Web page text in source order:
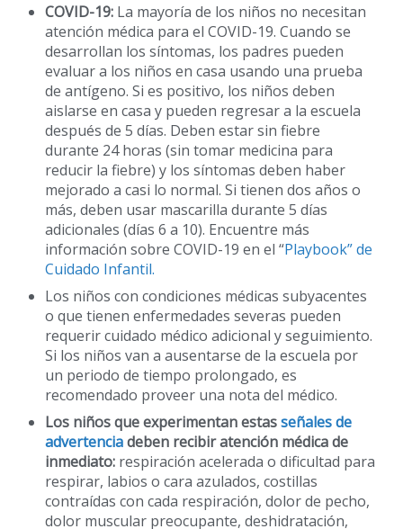
COVID-19: La mayoría de los niños no necesitan
atención médica para el COVID-19. Cuando se
desarrollan los síntomas, los padres pueden
evaluar a los niños en casa usando una prueba
de antígeno. Si es positivo, los niños deben
aislarse en casa y pueden regresar a la escuela
después de 5 días. Deben estar sin fiebre
durante 24 horas (sin tomar medicina para
reducir la fiebre) y los síntomas deben haber
mejorado a casi lo normal. Si tienen dos años o
más, deben usar mascarilla durante 5 días
adicionales (días 6 a 10). Encuentre más
información sobre COVID-19 en el “Playbook” de
Cuidado Infantil.
Los niños con condiciones médicas subyacentes
o que tienen enfermedades severas pueden
requerir cuidado médico adicional y seguimiento.
Si los niños van a ausentarse de la escuela por
un periodo de tiempo prolongado, es
recomendado proveer una nota del médico.
Los niños que experimentan estasseñales de
advertenciadeben recibir atención médica de
inmediato: respiración acelerada o dificultad para
respirar, labios o cara azulados, costillas
contraídas con cada respiración, dolor de pecho,
dolor muscular preocupante, deshidratación,